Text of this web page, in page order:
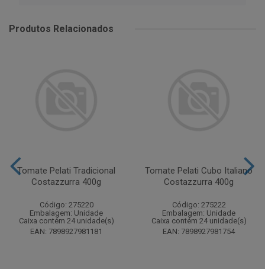
Produtos Relacionados
Tomate Pelati Tradicional
Costazzurra 400g
Código: 275220
Embalagem: Unidade
Caixa contém 24 unidade(s)
EAN: 7898927981181
Tomate Pelati Cubo Italiano
Costazzurra 400g
Código: 275222
Embalagem: Unidade
Caixa contém 24 unidade(s)
EAN: 7898927981754